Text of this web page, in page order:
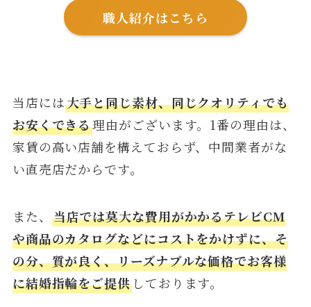
職人紹介はこちら
当店には大手と同じ素材、同じクオリティでも
お安くできる理由がございます。1番の理由は、
家賃の高い店舗を構えておらず、中間業者がな
い直売店だからです。
また、 当店では莫大な費用がかかるテレビCM
や商品のカタログなどにコストをかけずに、そ
の分、質が良く、リーズナブルな価格でお客様
に結婚指輪をご提供しております。